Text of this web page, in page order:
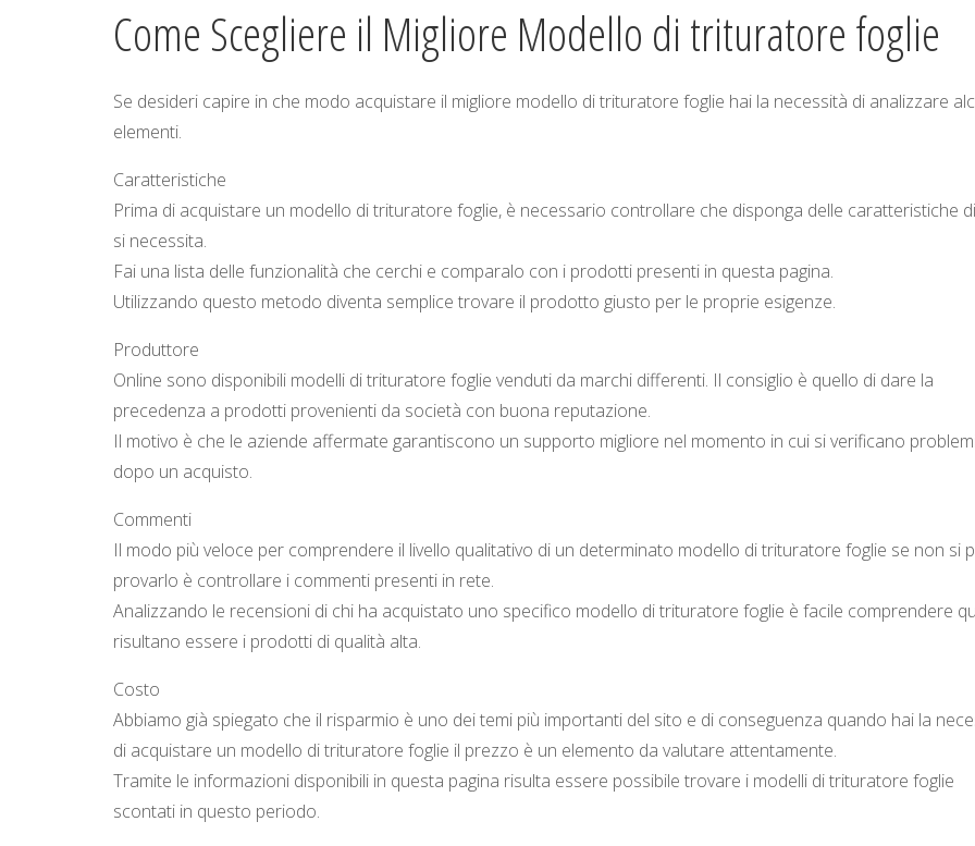
Come Scegliere il Migliore Modello di trituratore foglie
Se desideri capire in che modo acquistare il migliore modello di trituratore foglie hai la necessità di analizzare
elementi.
Caratteristiche
Prima di acquistare un modello di trituratore foglie, è necessario controllare che disponga delle caratteristiche
si necessita.
Fai una lista delle funzionalità che cerchi e comparalo con i prodotti presenti in questa pagina.
Utilizzando questo metodo diventa semplice trovare il prodotto giusto per le proprie esigenze.
Produttore
Online sono disponibili modelli di trituratore foglie venduti da marchi differenti. Il consiglio è quello di dare la
precedenza a prodotti provenienti da società con buona reputazione.
Il motivo è che le aziende affermate garantiscono un supporto migliore nel momento in cui si verificano
dopo un acquisto.
Commenti
Il modo più veloce per comprendere il livello qualitativo di un determinato modello di trituratore foglie se non si
provarlo è controllare i commenti presenti in rete.
Analizzando le recensioni di chi ha acquistato uno specifico modello di trituratore foglie è facile comprendere
risultano essere i prodotti di qualità alta.
Costo
Abbiamo già spiegato che il risparmio è uno dei temi più importanti del sito e di conseguenza quando hai la
di acquistare un modello di trituratore foglie il prezzo è un elemento da valutare attentamente.
Tramite le informazioni disponibili in questa pagina risulta essere possibile trovare i modelli di trituratore foglie
scontati in questo periodo.